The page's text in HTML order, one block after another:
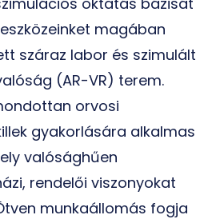
magában
száraz labor és szimulált
(AR-VR) terem.
orvosi
gyakorlására alkalmas
valósághűen
rendelői viszonyokat
munkaállomás fogja